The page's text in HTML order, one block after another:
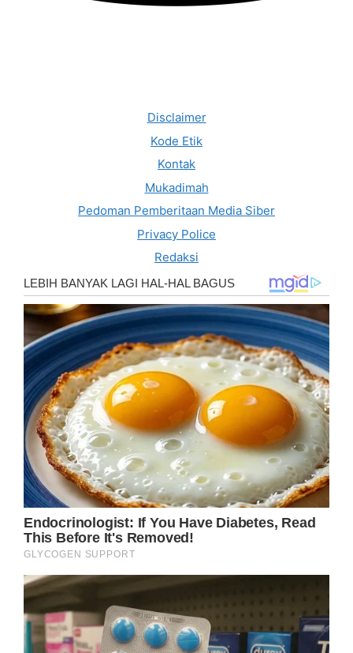
Disclaimer
Kode Etik
Kontak
Mukadimah
Pedoman Pemberitaan Media Siber
Privacy Police
Redaksi